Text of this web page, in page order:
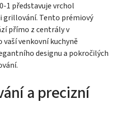
1 představuje vrchol
grillování. Tento prémiový
přímo z centrály v
venkovní kuchyně
designu a pokročilých
a precizní